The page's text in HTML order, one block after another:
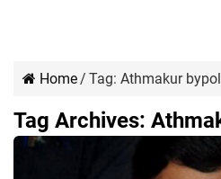
Home/ Tag: Athmakur
Tag Archives: